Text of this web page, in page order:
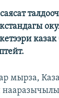
мырза,